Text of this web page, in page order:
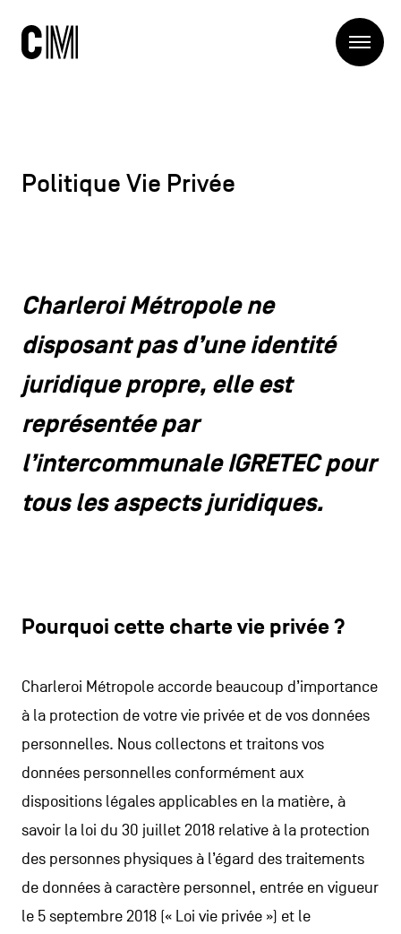
Charleroi
Métropole
La Métropole
Se former
Visiter
Contact
Navigation
CONTACTEZ-NOUS
MENTIONS LÉGALES
COOKIES POLICY
Politique Vie Privée
Charleroi Métropole ne
disposant pas d’une identité
juridique propre, elle est
représentée par
l’intercommunale IGRETEC pour
tous les aspects juridiques.
Pourquoi cette charte vie privée ?
Charleroi Métropole accorde beaucoup d’importance
à la protection de votre vie privée et de vos données
personnelles. Nous collectons et traitons vos
données personnelles conformément aux
dispositions légales applicables en la matière, à
savoir la loi du 30 juillet 2018 relative à la protection
des personnes physiques à l’égard des traitements
de données à caractère personnel, entrée en vigueur
le 5 septembre 2018 (« Loi vie privée ») et le